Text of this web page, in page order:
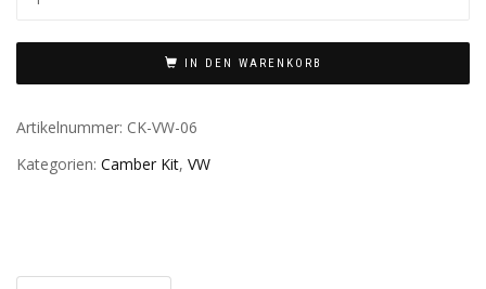
IN DEN WARENKORB
Artikelnummer: CK-VW-06
Kategorien: Camber Kit, VW